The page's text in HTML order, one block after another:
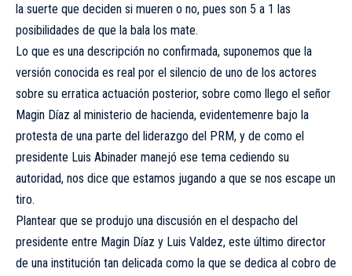
la suerte que deciden si mueren o no, pues son 5 a 1 las
posibilidades de que la bala los mate.
Lo que es una descripción no confirmada, suponemos que la
versión conocida es real por el silencio de uno de los actores
sobre su erratica actuación posterior, sobre como llego el señor
Magin Díaz al ministerio de hacienda, evidentemenre bajo la
protesta de una parte del liderazgo del PRM, y de como el
presidente Luis Abinader manejó ese tema cediendo su
autoridad, nos dice que estamos jugando a que se nos escape un
tiro.
Plantear que se produjo una discusión en el despacho del
presidente entre Magin Díaz y Luis Valdez, este último director
de una institución tan delicada como la que se dedica al cobro de